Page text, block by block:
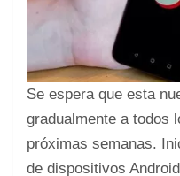
Se espera que esta
gradualmente a todos
próximas semanas.
de dispositivos